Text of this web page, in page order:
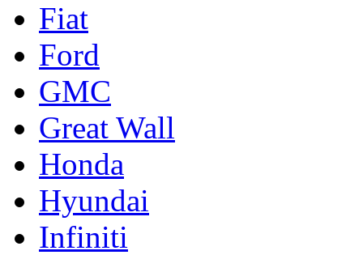
Fiat
Ford
GMC
Great Wall
Honda
Hyundai
Infiniti